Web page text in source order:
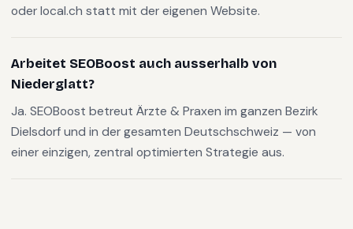
oder local.ch statt mit der eigenen Website.
Arbeitet SEOBoost auch ausserhalb von
Niederglatt?
Ja. SEOBoost betreut Ärzte & Praxen im ganzen Bezirk
Dielsdorf und in der gesamten Deutschschweiz — von
einer einzigen, zentral optimierten Strategie aus.